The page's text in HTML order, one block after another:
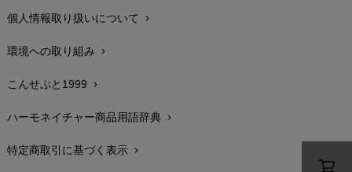
Pantyliners Organics（パンティライナーズ）
plantia（プランティア）
PRISTINE（プリスティン）
MAUD N LIL（モード・ン・リル）
maxomorra（マクソモーラ）
Molo（モロ）
My Little Cozmo（マイリトルコズモ）
NATURAPURA（ナチュラプラ）
サイズ・寸法chevron_right
生地・素材chevron_right
お手入れについて
レビューを書こうchevron_right
返品交換chevron_right
個人情報取り扱いについて chevron_right
環境への取り組み chevron_right
こんせぷと1999 chevron_right
ハーモネイチャー商品用語辞典 chevron_right
特定商取引に基づく表示 chevron_right